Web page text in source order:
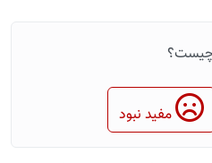
چیست؟
مفید نبود